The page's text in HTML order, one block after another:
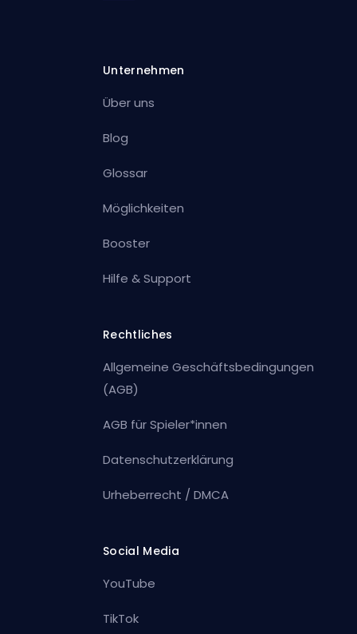
Unternehmen
Über uns
Blog
Glossar
Möglichkeiten
Booster
Hilfe & Support
Rechtliches
Allgemeine Geschäftsbedingungen
(AGB)
AGB für Spieler*innen
Datenschutzerklärung
Urheberrecht / DMCA
Social Media
YouTube
TikTok